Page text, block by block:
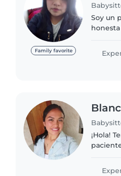
Family favorite
Soy un
¡Hola!